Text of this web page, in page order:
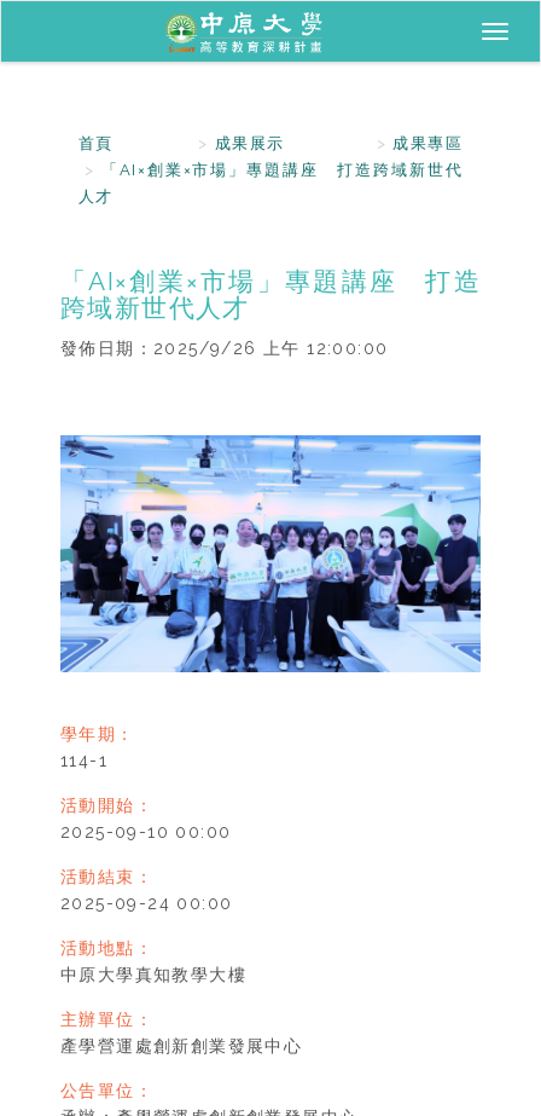
首頁 成果展示
成果專區
「AI×創業×市場」專題講座 打造跨域新世代
人才
「AI×創業×市場」專題講座 打造
跨域新世代人才
發佈日期： 2025/9/26 上午 12:00:00
學年期：
114-1
活動開始：
2025-09-10 00:00
活動結束：
2025-09-24 00:00
活動地點：
中原大學真知教學大樓
主辦單位：
產學營運處創新創業發展中心
公告單位：